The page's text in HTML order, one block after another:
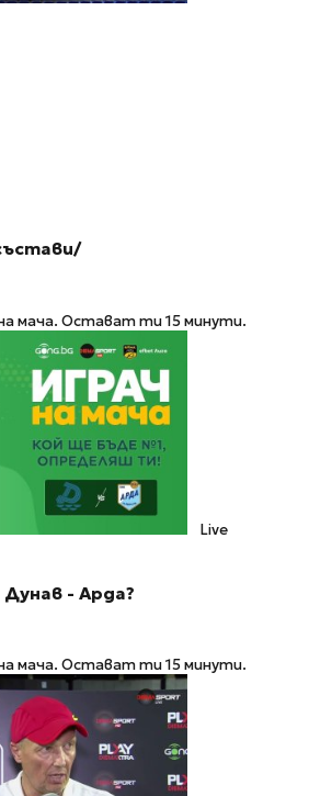
на мача. Остават ти 15 минути.
Live
- Арда?
на мача. Остават ти 15 минути.